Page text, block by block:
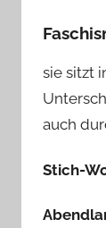
sie sitzt
auch
Stich-